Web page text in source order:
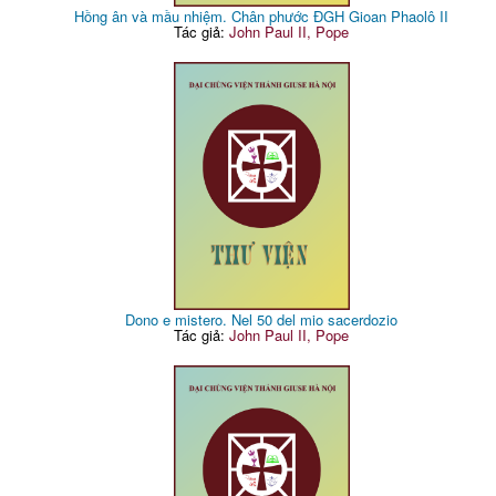
Hồng ân và mầu nhiệm. Chân phước ĐGH Gioan Phaolô II
Tác giả:John Paul II, Pope
Dono e mistero. Nel 50 del mio sacerdozio
Tác giả:John Paul II, Pope